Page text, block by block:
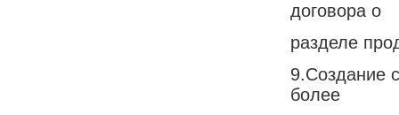
договора о
разделе
9.Создание
более